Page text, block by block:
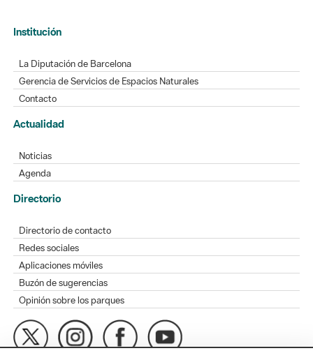
Institución
La Diputación de Barcelona
Gerencia de Servicios de Espacios Naturales
Contacto
Actualidad
Noticias
Agenda
Directorio
Directorio de contacto
Redes sociales
Aplicaciones móviles
Buzón de sugerencias
Opinión sobre los parques